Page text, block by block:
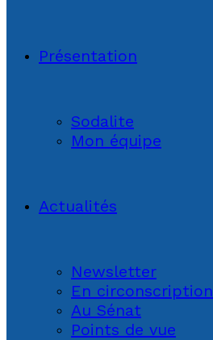
Présentation
Sodalite
Mon équipe
Actualités
Newsletter
En circonscription
Au Sénat
Points de vue